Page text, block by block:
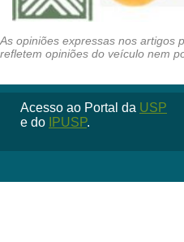
Acesso ao Portal da USP
e do
IPUSP.